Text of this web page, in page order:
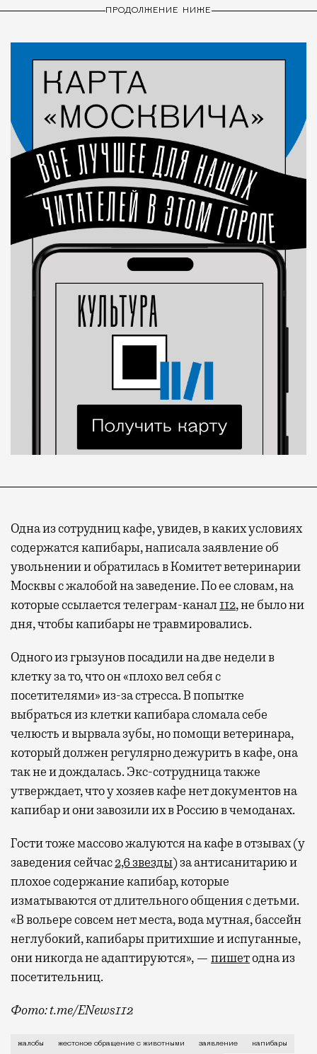
Современный путешественник часто берет
с собой не только чемодан, но и ноутбук.
А ожидание рейса все чаще превращается
не в потерянное время, а в возможность
спокойно закончить дела или спланировать
активности в путешествии, например
забронировать нужные билеты и рестораны.
Бизнес-зал становится местом, где можно
провести переговоры, поработать или просто
окна за тем, как взлетают и садятся
самолеты. В Москве нет недостатка
в лаунжах. В аэропортах их обычно
несколько — в разных зонах воздушных
гаваней. На некоторых вокзалах — тоже.
Лаунжи доступны на Ленинградском,
Попасть в бизнес-залы
не только в столице. Всего доступно более
ПРОДОЛЖЕНИЕ НИЖЕ
Одна из сотрудниц кафе, увидев, в каких условиях
содержатся капибары, написала заявление об
увольнении и обратилась в Комитет ветеринарии
Москвы с жалобой на заведение. По ее словам, на
которые ссылается телеграм-канал112, не было ни
дня, чтобы капибары не травмировались.
Одного из грызунов посадили на две недели в
клетку за то, что он «плохо вел себя с
посетителями» из-за стресса. В попытке
выбраться из клетки капибара сломала себе
челюсть и вырвала зубы, но помощи ветеринара,
который должен регулярно дежурить в кафе, она
так не и дождалась. Экс-сотрудница также
утверждает, что у хозяев кафе нет документов на
капибар и они завозили их в Россию в чемоданах.
Гости тоже массово жалуются на кафе в отзывах (у
заведения сейчас2,6 звезды) за антисанитарию и
плохое содержание капибар, которые
изматываются от длительного общения с детьми.
«В вольере совсем нет места, вода мутная, бассейн
неглубокий, капибары притихшие и испуганные,
они никогда не адаптируются», — пишетодна из
посетительниц.
Фото: t.me/ENews112
С момента открытия нового контактного кафе с
жалобы жестокое обращение с животными заявление капибары